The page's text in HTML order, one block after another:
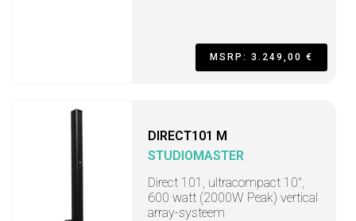
MSRP: 3.249,00 €
DIRECT101 M
STUDIOMASTER
Direct 101, ultracompact 10",
600 watt (2000W Peak) vertical
array-systeem